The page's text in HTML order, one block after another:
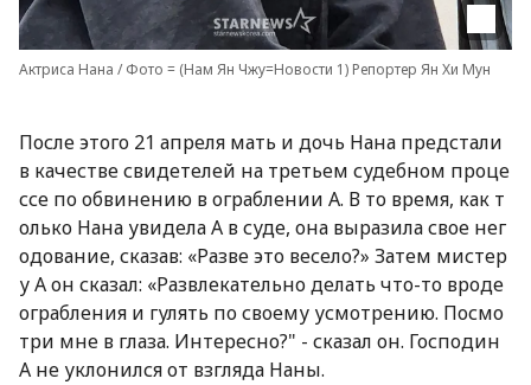
Актриса Нана / Фото = (Нам Ян Чжу=Новости 1) Репортер Ян Хи Мун
После этого 21 апреля мать и дочь Нана предстали
в качестве свидетелей на третьем судебном проце
ссе по обвинению в ограблении А. В то время, как т
олько Нана увидела А в суде, она выразила свое нег
одование, сказав: «Разве это весело?» Затем мистер
у А он сказал: «Развлекательно делать что-то вроде
ограбления и гулять по своему усмотрению. Посмо
три мне в глаза. Интересно?" - сказал он. Господин
А не уклонился от взгляда Наны.